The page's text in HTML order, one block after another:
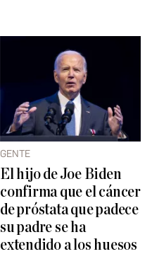
GENTE
El hijo de Joe Biden
confirma que el cáncer
de próstata que padece
su padre se ha
extendido a los huesos